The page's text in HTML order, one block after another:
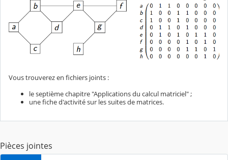
Vous trouverez en fichiers joints :
le septième chapitre "Applications du calcul matriciel" ;
une fiche d'activité sur les suites de matrices.
Pièces jointes